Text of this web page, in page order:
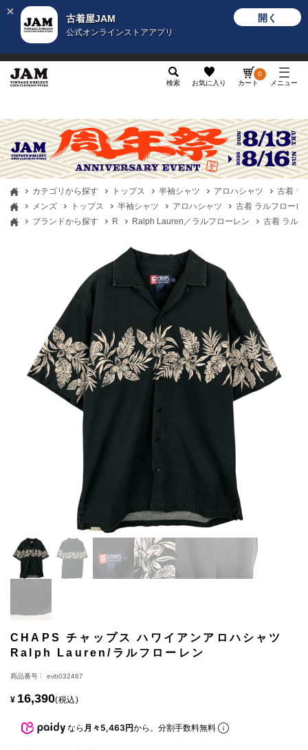
古着屋JAM
公式オンラインストアアプリ
開く
検索 お気に入り カート
0
メニュー
カテゴリから探す トップス 半袖シャツ アロハシャツ
古着 ラ
メンズ
トップス 半袖シャツ アロハシャツ
古着 ラルフローレ
ブランドから探す
R Ralph Lauren／ラルフローレン 古着 ラル
CHAPS チャップス ハワイアンアロハシャツ
Ralph Lauren/ラルフローレン
商品番号 evb032467
¥ 16,390 税込
なら 月々5,463円から。分割手数料無料